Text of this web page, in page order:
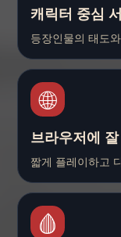
캐릭터 중심
등장인물의 태도
🌐
브라우저에
짧게 플레이하고
🩸